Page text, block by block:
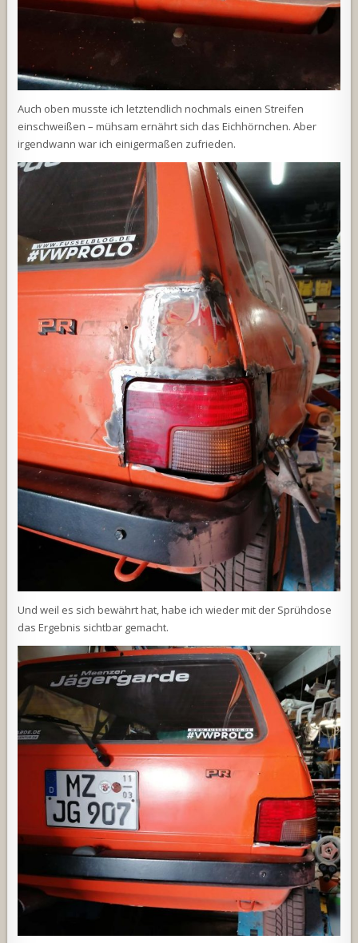
Auch oben musste ich letztendlich nochmals einen Streifen
einschweißen – mühsam ernährt sich das Eichhörnchen. Aber
irgendwann war ich einigermaßen zufrieden.
Und weil es sich bewährt hat, habe ich wieder mit der Sprühdose
das Ergebnis sichtbar gemacht.